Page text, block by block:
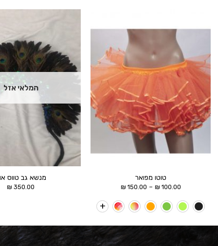
טוטו מפואר
100.00
₪
–
150.00
₪
עד
⁦150.00 ₪⁩
המלאי אזל
מנשא גב טווס
350.00
₪